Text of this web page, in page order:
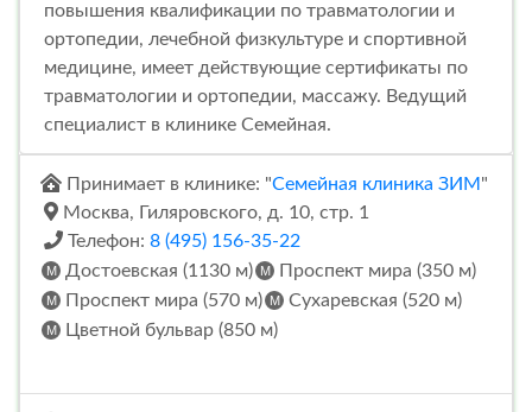
повышения квалификации по травматологии и
ортопедии, лечебной физкультуре и спортивной
медицине, имеет действующие сертификаты по
травматологии и ортопедии, массажу. Ведущий
специалист в клинике Семейная.
Принимает в клинике: "Семейная клиника ЗИМ "
Москва, Гиляровского, д. 10, стр. 1
Телефон: 8 (495) 156-35-22
Достоевская (1130 м)
Проспект мира (350 м)
Проспект мира (570 м)
Сухаревская (520 м)
Цветной бульвар (850 м)